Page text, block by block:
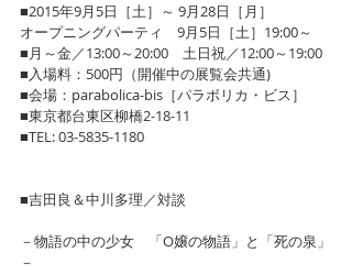
■2015年9月5日［土］～ 9月28日［月］
オープニングパーティ　9月5日［土］19:00～
■月～金／13:00～20:00　土日祝／12:00～19:00
■入場料：500円（開催中の展覧会共通)
■会場：parabolica-bis［パラボリカ・ビス］
■東京都台東区柳橋2-18-11
■TEL: 03-5835-1180
■吉田良＆中川多理／対談
－物語の中の少女　「O嬢の物語」と「死の泉」
－